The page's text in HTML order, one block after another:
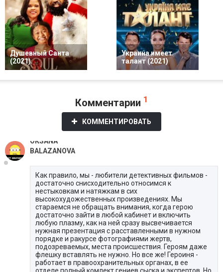
Душевный Санта
(2021)
Украина имеет
талант (2021)
Комментарии 1
КОММЕНТИРОВАТЬ
OKSANA
BALAZANOVA
Как правило, мы - любители детективных фильмов -
достаточно снисходительно относимся к
нестыковкам и натяжкам в сих
высокохудожественных произведениях. Мы
стараемся не обращать внимания, когда герою
достаточно зайти в любой кабинет и включить
любую плазму, как на ней сразу высвечивается
нужная презентация с расставленными в нужном
порядке и ракурсе фотографиями жертв,
подозреваемых, места происшествия. Героям даже
флешку вставлять не нужно. Но все же! Героиня -
работает в правоохранительных органах, в ее
отделе полный комлект гениев сыска и экспертов. Но